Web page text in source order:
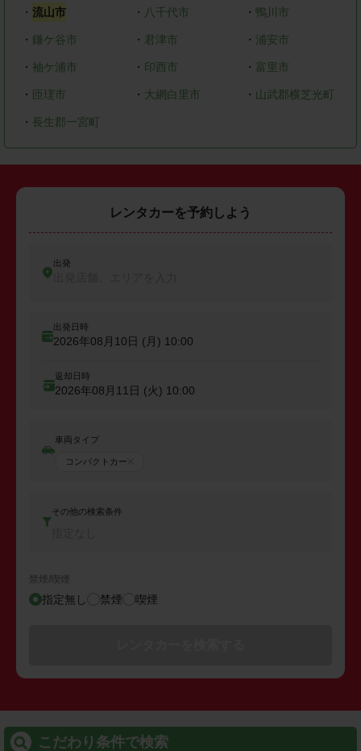
・ 流山市 ・ 八千代市 ・ 鴨川市
・ 鎌ケ谷市 ・ 君津市 ・ 浦安市
・ 袖ケ浦市 ・ 印西市 ・ 富里市
・ 匝瑳市 ・ 大網白里市 ・ 山武郡横芝光町
・ 長生郡一宮町
レンタカーを予約しよう
出発
出発日時
2026年08月10日 (月) 10:00
返却日時
2026年08月11日 (火) 10:00
車両タイプ
コンパクトカー
その他の検索条件
禁煙/喫煙
指定無し 禁煙 喫煙
こだわり条件で検索